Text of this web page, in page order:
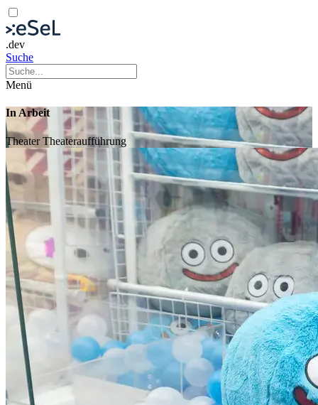
.dev
Suche
Menü
In Arbeit
TheaterTheateraufführung